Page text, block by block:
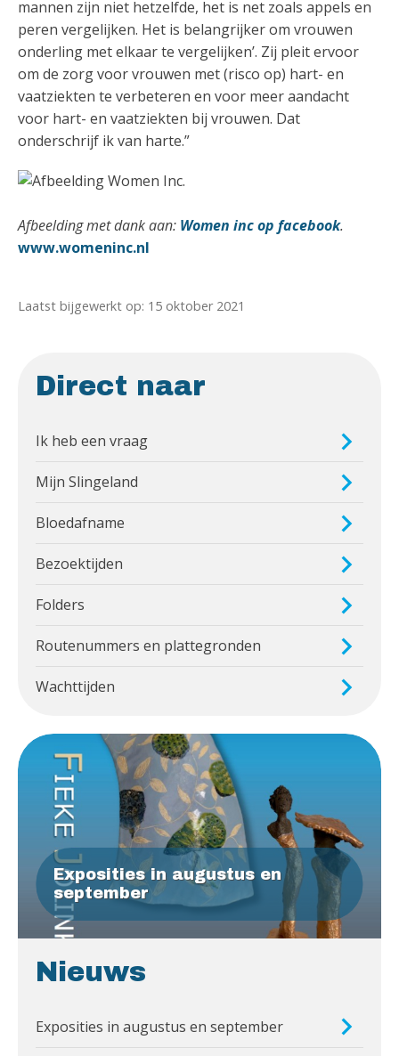
mannen zijn niet hetzelfde, het is net zoals appels en
peren vergelijken. Het is belangrijker om vrouwen
onderling met elkaar te vergelijken’. Zij pleit ervoor
om de zorg voor vrouwen met (risco op) hart- en
vaatziekten te verbeteren en voor meer aandacht
voor hart- en vaatziekten bij vrouwen. Dat
onderschrijf ik van harte.”
Afbeelding met dank aan: Women inc op facebook.
www.womeninc.nl
Laatst bijgewerkt op: 15 oktober 2021
Direct naar
Ik heb een vraag
Mijn Slingeland
Bloedafname
Bezoektijden
Folders
Routenummers en plattegronden
Wachttijden
Exposities in augustus en
september
Nieuws
Exposities in augustus en september